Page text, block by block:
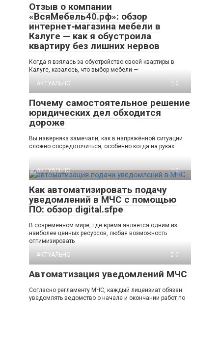
Отзыв о компании
«ВсяМебель40.рф»: обзор
интернет‑магазина мебели в
Калуге — как я обустроила
квартиру без лишних нервов
Когда я взялась за обустройство своей квартиры в
Калуге, казалось, что выбор мебели —
АКТУАЛЬНО
0
Почему самостоятельное решение
юридических дел обходится
дороже
Вы наверняка замечали, как в напряжённой ситуации
сложно сосредоточиться, особенно когда на руках —
АКТУАЛЬНО 0
Как автоматизировать подачу
уведомлений в МЧС с помощью
ПО: обзор digital.sfpe
В современном мире, где время является одним из
наиболее ценных ресурсов, любая возможность
оптимизировать
АКТУАЛЬНО
0
Автоматизация уведомлений МЧС
Согласно регламенту МЧС, каждый лицензиат обязан
уведомлять ведомство о начале и окончании работ по